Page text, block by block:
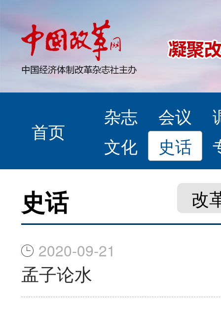
首页
杂志 会议
文化
史话
史话 改
2020-09-21
孟子论水